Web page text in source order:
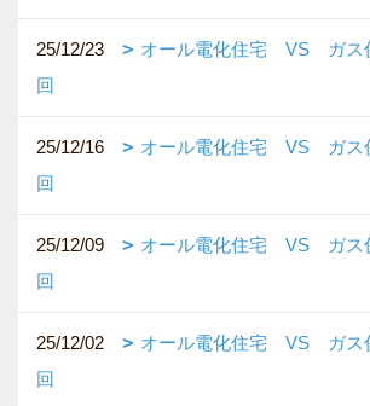
25/12/23
オール電化住宅 VS ガス
回
25/12/16
オール電化住宅 VS ガス
回
25/12/09
オール電化住宅 VS ガス
回
25/12/02
オール電化住宅 VS ガス
回